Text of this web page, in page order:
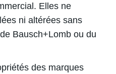
Elles ne
ni altérées sans
Bausch+Lomb ou du
des marques